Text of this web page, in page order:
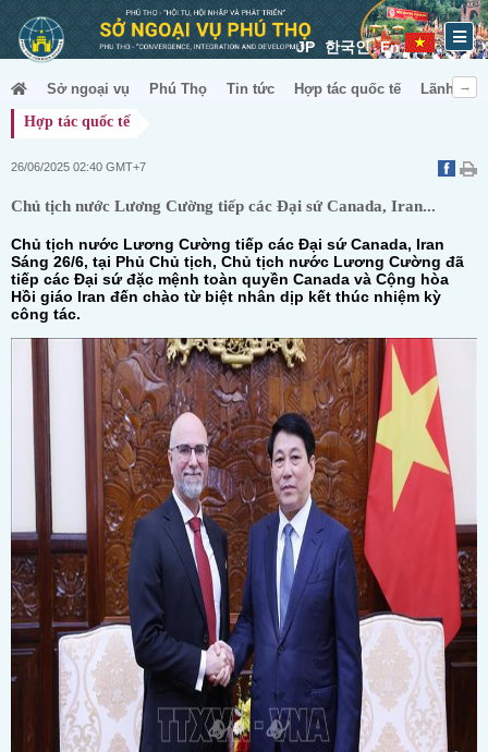
JP 한국인 En
Sở ngoại vụ Phú Thọ Tin tức Hợp tác quốc tế
Lãnh sự
Hợp tác quốc tế
26/06/2025 02:40 GMT+7
Chủ tịch nước Lương Cường tiếp các Đại sứ Canada, Iran...
Chủ tịch nước Lương Cường tiếp các Đại sứ Canada, Iran
Sáng 26/6, tại Phủ Chủ tịch, Chủ tịch nước Lương Cường đã
tiếp các Đại sứ đặc mệnh toàn quyền Canada và Cộng hòa
Hồi giáo Iran đến chào từ biệt nhân dịp kết thúc nhiệm kỳ
công tác.